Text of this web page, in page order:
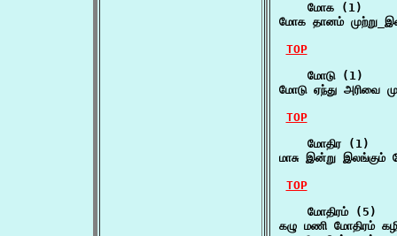
    மோக (1)
மோக தானம்
TOP
    மோடு (1)
மோடு ஏந்து அரிவை
TOP
    மோதிர (1)
மாசு இன்று இலங்கும்
TOP
    மோதிரம் (5)
கழு மணி மோதிரம்